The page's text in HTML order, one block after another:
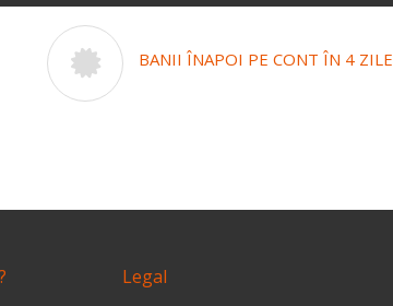
BANII ÎNAPOI PE CONT ÎN 4 ZILE
Legal